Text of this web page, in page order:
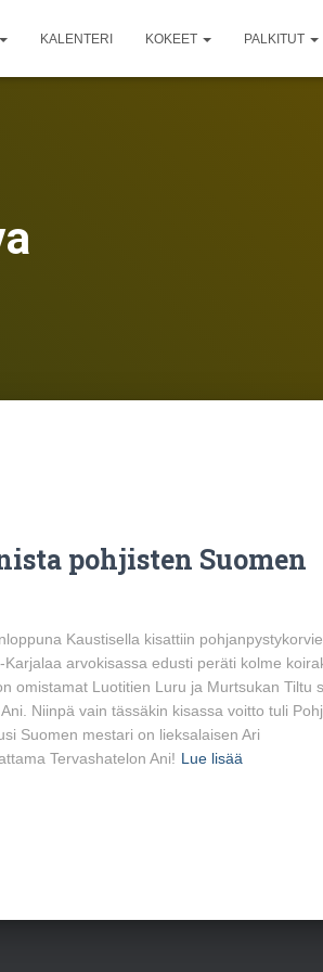
KALENTERI KOKEET PALKITUT
pohjisten Suomen
Kaustisella kisattiin
arvokisassa edusti peräti kolme
omistamat Luotitien Luru ja Murtsukan Tiltu
Niinpä vain tässäkin kisassa voitto tuli
Suomen mestari on lieksalaisen Ari
Tervashatelon Ani! Lue lisää